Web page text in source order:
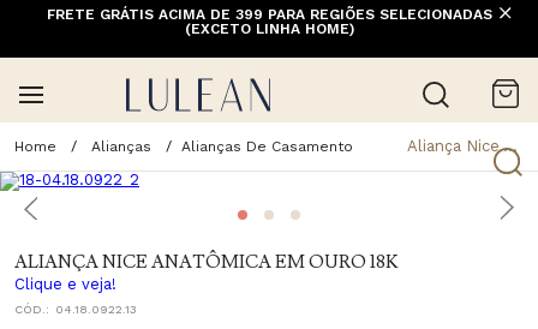
FRETE GRÁTIS ACIMA DE 399 PARA REGIÕES SELECIONADAS
(EXCETO LINHA HOME)
Alianças Alianças De Casamento Aliança Nice Anatômica Em Ouro 18K
ALIANÇA NICE ANATÔMICA EM OURO 18K
Clique e veja!
CÓD.: 04.18.0922.13